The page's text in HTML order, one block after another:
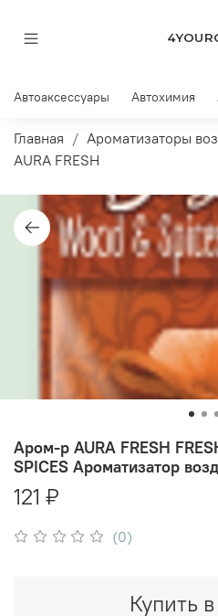
Автоаксессуары Автохимия
Главная Ароматизаторы
AURA FRESH
(0)
Аром-р AURA FRESH
SPICES Ароматизатор
121 ₽
Купить